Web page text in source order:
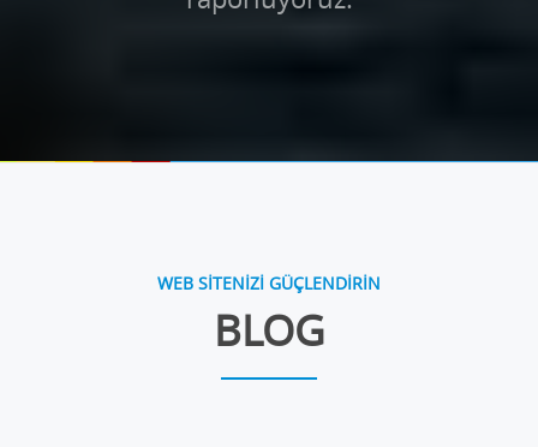
WEB SİTENİZİ GÜÇLENDİRİN
BLOG